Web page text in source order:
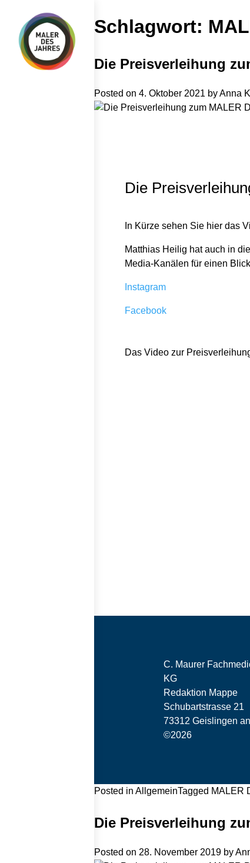
content
Schlagwort:
Die Preisverleihung
Posted on 4. Oktober 2021 byAnna
Die
In Kürze sehen Sie hier das
Matthias Heilig hat auch in
Media-Kanälen für einen
Instagram
Facebook
Das Video zur
C. Maurer
KG
Redaktion Mappe
Schubartstrasse 21
73312 Geislingen
©2026
Posted in AllgemeinTagged MALER
Die Preisverleihung
Posted on 28. November 2019 by